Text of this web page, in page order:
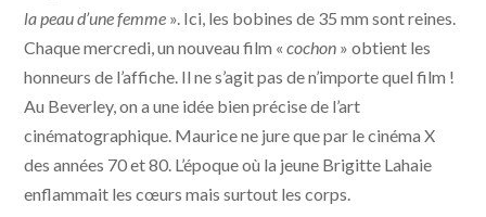
la peau d’une femme ». Ici, les bobines de 35 mm sont reines.
Chaque mercredi, un nouveau film «cochon » obtient les
honneurs de l’affiche. Il ne s’agit pas de n’importe quel film !
Au Beverley, on a une idée bien précise de l’art
cinématographique. Maurice ne jure que par le cinéma X
des années 70 et 80. L’époque où la jeune Brigitte Lahaie
enflammait les cœurs mais surtout les corps.